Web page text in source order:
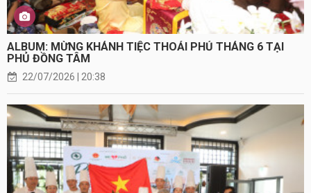
ALBUM: MỪNG KHÁNH TIỆC THOẢI PHỦ THÁNG 6 TẠI
PHỦ ĐỒNG TÂM
22/07/2026 | 20:38